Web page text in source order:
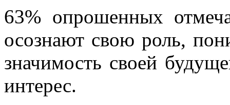
63% опрошенных
осознают свою роль,
значимость своей
интерес.